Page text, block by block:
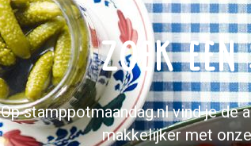
Zoek
Op stamppotmaandag.nl vind je de
makkelijker met